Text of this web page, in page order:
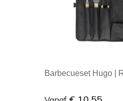
Barbecueset Hugo |